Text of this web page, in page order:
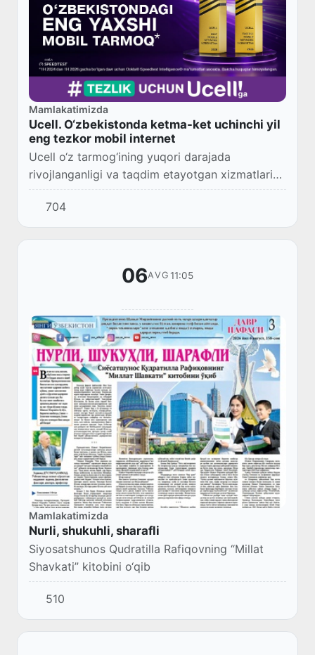
Mamlakatimizda
Ucell. O‘zbekistonda ketma-ket uchinchi yil
eng tezkor mobil internet
Ucell o‘z tarmog‘ining yuqori darajada
rivojlanganligi va taqdim etayotgan xizmatlari
sifati yuqori ekanligini yana bir bor tasdiqladi.
Speedtest Intelligence® ma’lumotlarining mus...
704
06AVG 11:05
Mamlakatimizda
Nurli, shukuhli, sharafli
Siyosatshunos Qudratilla Rafiqovning “Millat
Shavkati” kitobini o‘qib
510